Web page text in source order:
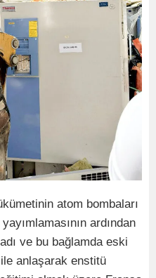
atom bombaları
ardından
ve bu bağlamda eski
anlaşarak enstitü